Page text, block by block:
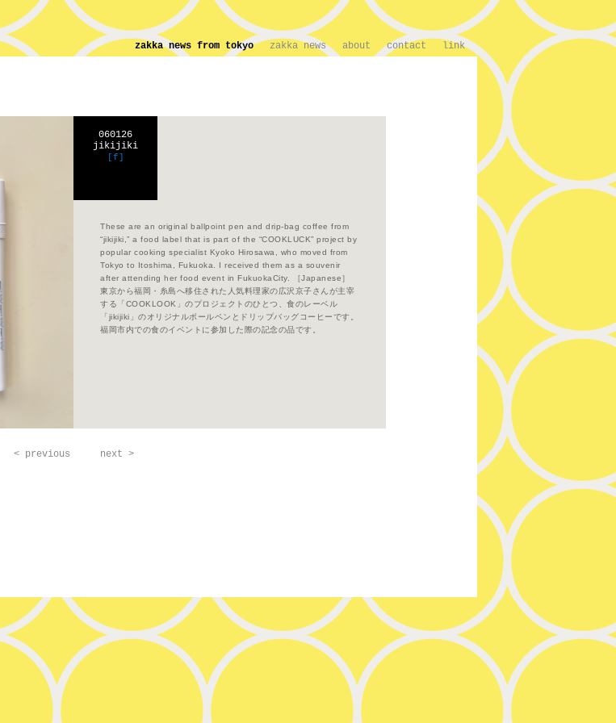
zakka news about contact link
zakka news from tokyo
These are an original ballpoint pen and drip-bag coffee from
“jikijiki,” a food label that is part of the “COOKLUCK” project by
popular cooking specialist Kyoko Hirosawa, who moved from
Tokyo to Itoshima, Fukuoka. I received them as a souvenir
after attending her food event in FukuokaCity. ［Japanese］
東京から福岡・糸島へ移住された人気料理家の広沢京子さんが主宰
する「COOKLOOK」のプロジェクトのひとつ、食のレーベル
「jikijiki」のオリジナルボールペンとドリップバッグコーヒーです。
福岡市内での食のイベントに参加した際の記念の品です。
060126
jikijiki
[f]
< previous next >